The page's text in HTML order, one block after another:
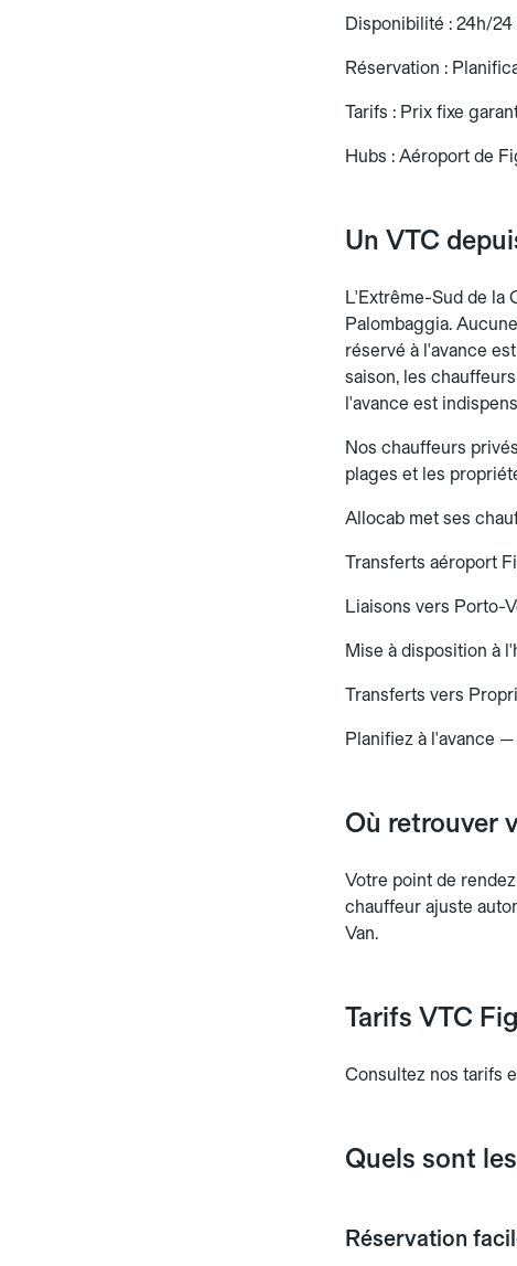
Disponibilité : 24h/24
Réservation :
Tarifs : Prix fixe
Hubs : Aéroport de
Un VTC
L'Extrême-Sud de la
Palombaggia.
réservé à l'avance
saison, les
l'avance est
Nos chauffeurs
plages et les
Allocab met ses
Transferts aéroport
Liaisons vers Porto-
Mise à disposition à
Transferts vers
Planifiez à l'avance
Où retrouver
Votre point de
chauffeur ajuste
Van.
Tarifs VTC
Consultez nos tarifs
Quels sont
Réservation